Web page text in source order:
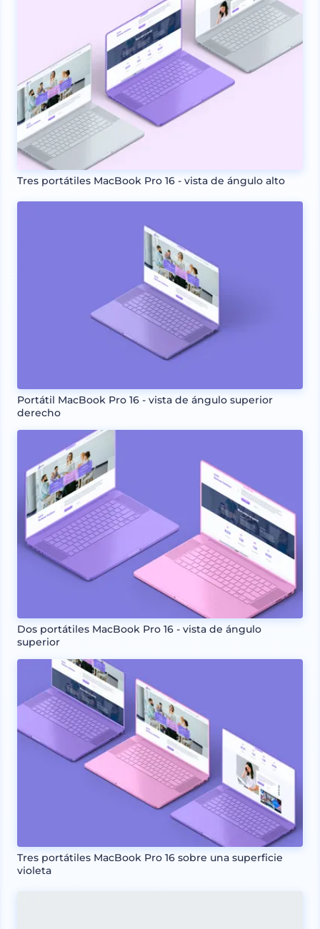
Tres portátiles MacBook Pro 16 - vista de ángulo alto
Portátil MacBook Pro 16 - vista de ángulo superior
derecho
Dos portátiles MacBook Pro 16 - vista de ángulo
superior
Tres portátiles MacBook Pro 16 sobre una superficie
violeta